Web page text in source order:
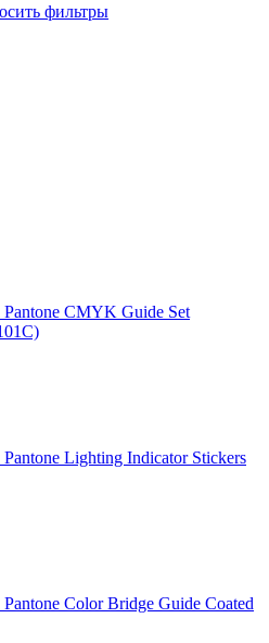
фильтры
CMYK Guide Set
Lighting Indicator Stickers
Color Bridge Guide Coated